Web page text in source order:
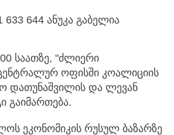
633 644 ანუკა გაბელია
საათზე, "ძლიერი
ოფისში კოალიციის
დათუნაშვილის და ლევან
გაიმართება.
ეკონომიკის რუსულ ბაზარზე